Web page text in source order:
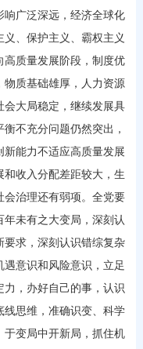
响广泛深远，经济全球化
、保护主义、霸权主义
高质量发展阶段，制度优
质基础雄厚，人力资源
会大局稳定，继续发展具
不充分问题仍然突出，
能力不适应高质量发展
收入分配差距较大，生
会治理还有弱项。全党要
未有之大变局，深刻认
要求，深刻认识错综复杂
意识和风险意识，立足
，办好自己的事，认识
线思维，准确识变、科学
于变局中开新局，抓住机